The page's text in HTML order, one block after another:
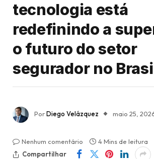
tecnologia está
redefinindo a
o futuro do setor
segurador no
PorDiego Velázquez maio 25,
Nenhum comentário
4 Mins de leitura
Compartilhar